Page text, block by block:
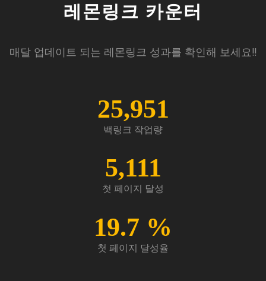
레몬링크 카운터
매달 업데이트 되는 레몬링크 성과를 확인해 보세요!!
25,951
백링크 작업량
5,111
첫 페이지 달성
19.7 %
첫 페이지 달성율